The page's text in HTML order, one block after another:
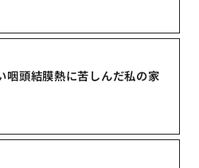
咽頭結膜熱に苦しんだ私の家